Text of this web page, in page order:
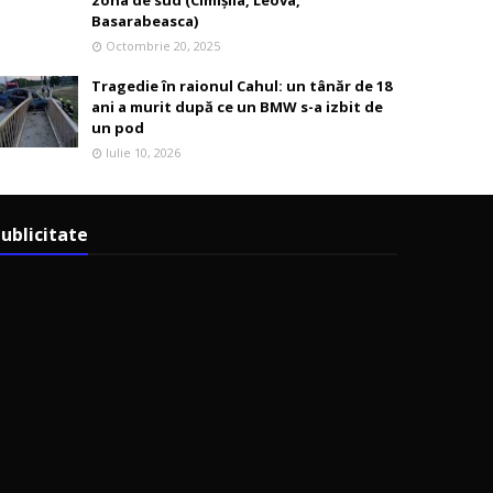
Basarabeasca)
Octombrie 20, 2025
Tragedie în raionul Cahul: un tânăr de 18
ani a murit după ce un BMW s-a izbit de
un pod
Iulie 10, 2026